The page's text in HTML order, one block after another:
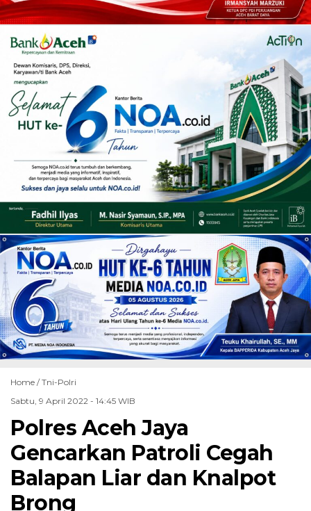
Home /Tni-Polri
Sabtu, 9 April 2022 - 14:45 WIB
Polres Aceh Jaya
Gencarkan Patroli Cegah
Balapan Liar dan Knalpot
Brong